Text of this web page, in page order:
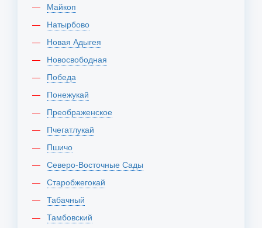
Майкоп
Натырбово
Новая Адыгея
Новосвободная
Победа
Понежукай
Преображенское
Пчегатлукай
Пшичо
Северо-Восточные Сады
Старобжегокай
Табачный
Тамбовский